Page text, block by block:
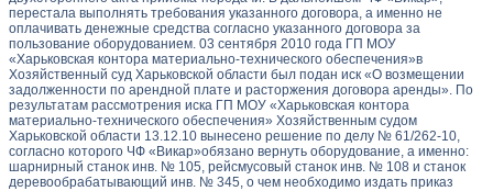
перестала выполнять требования указанного договора, а именно не
оплачивать денежные средства согласно указанного договора за
пользование оборудованием. 03 сентября 2010 года ГП МОУ
«Харьковская контора материально-технического обеспечения»в
Хозяйственный суд Харьковской области был подан иск «О возмещении
задолженности по арендной плате и расторжения договора аренды». По
результатам рассмотрения иска ГП МОУ «Харьковская контора
материально-технического обеспечения» Хозяйственным судом
Харьковской области 13.12.10 вынесено решение по делу № 61/262-10,
согласно которого ЧФ «Викар»обязано вернуть оборудование, а именно:
шарнирный станок инв. № 105, рейсмусовый станок инв. № 108 и станок
деревообрабатывающий инв. № 345, о чем необходимо издать приказ